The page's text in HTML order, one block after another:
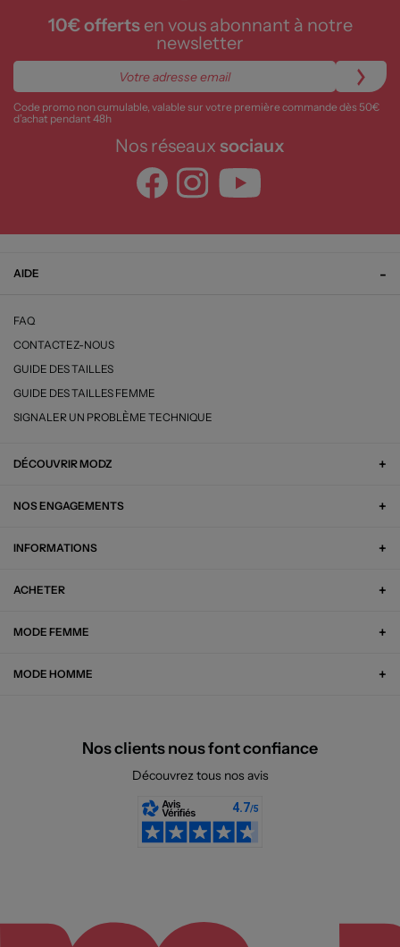
10€ offertsen vous abonnant à notre
newsletter
Code promo non cumulable, valable sur votre première commande dès 50€
d’achat pendant 48h
Nos réseaux sociaux
AIDE
FAQ
CONTACTEZ-NOUS
GUIDE DES TAILLES
GUIDE DES TAILLES FEMME
SIGNALER UN PROBLÈME TECHNIQUE
DÉCOUVRIR MODZ
NOS ENGAGEMENTS
INFORMATIONS
ACHETER
MODE FEMME
MODE HOMME
Nos clients nous font confiance
Découvrez tous nos avis